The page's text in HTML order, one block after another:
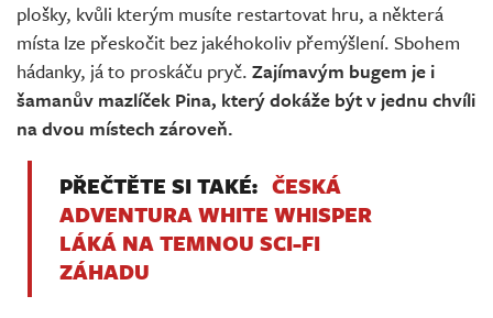
plošky, kvůli kterým musíte restartovat hru, a některá
místa lze přeskočit bez jakéhokoliv přemýšlení. Sbohem
hádanky, já to proskáču pryč. Zajímavým bugem je i
šamanův mazlíček Pina, který dokáže být v jednu chvíli
na dvou místech zároveň.
PŘEČTĚTE SI TAKÉ: ČESKÁ
ADVENTURA WHITE WHISPER
LÁKÁ NA TEMNOU SCI-FI
ZÁHADU